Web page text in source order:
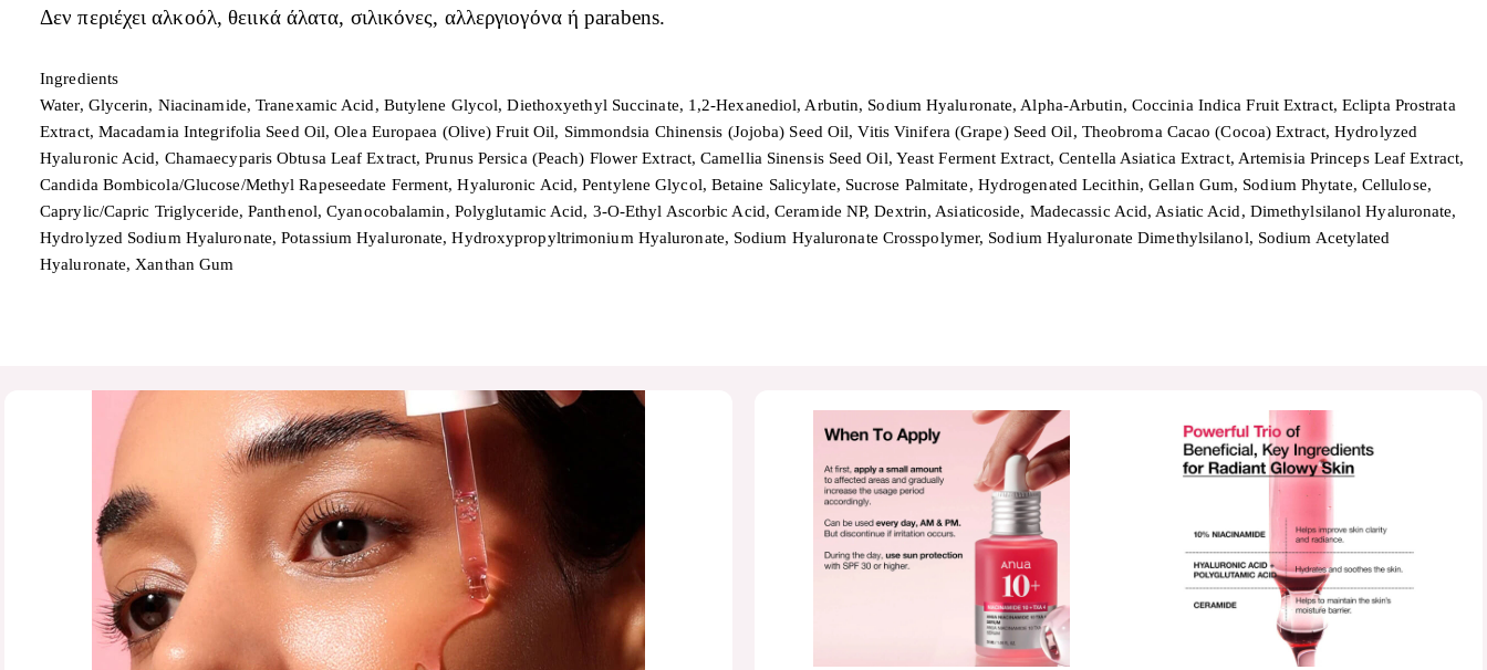
Δεν περιέχει αλκοόλ, θειικά άλατα, σιλικόνες, αλλεργιογόνα ή parabens.
Ingredients
Water, Glycerin, Niacinamide, Tranexamic Acid, Butylene Glycol, Diethoxyethyl Succinate, 1,2-Hexanediol, Arbutin, Sodium Hyaluronate, Alpha-Arbutin, Coccinia Indica Fruit Extract, Eclipta Prostrata
Extract, Macadamia Integrifolia Seed Oil, Olea Europaea (Olive) Fruit Oil, Simmondsia Chinensis (Jojoba) Seed Oil, Vitis Vinifera (Grape) Seed Oil, Theobroma Cacao (Cocoa) Extract, Hydrolyzed
Hyaluronic Acid, Chamaecyparis Obtusa Leaf Extract, Prunus Persica (Peach) Flower Extract, Camellia Sinensis Seed Oil, Yeast Ferment Extract, Centella Asiatica Extract, Artemisia Princeps Leaf Extract,
Candida Bombicola/Glucose/Methyl Rapeseedate Ferment, Hyaluronic Acid, Pentylene Glycol, Betaine Salicylate, Sucrose Palmitate, Hydrogenated Lecithin, Gellan Gum, Sodium Phytate, Cellulose,
Caprylic/Capric Triglyceride, Panthenol, Cyanocobalamin, Polyglutamic Acid, 3-O-Ethyl Ascorbic Acid, Ceramide NP, Dextrin, Asiaticoside, Madecassic Acid, Asiatic Acid, Dimethylsilanol Hyaluronate,
Hydrolyzed Sodium Hyaluronate, Potassium Hyaluronate, Hydroxypropyltrimonium Hyaluronate, Sodium Hyaluronate Crosspolymer, Sodium Hyaluronate Dimethylsilanol, Sodium Acetylated
Hyaluronate, Xanthan Gum